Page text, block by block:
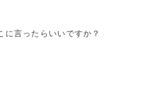
に言ったらいいですか？